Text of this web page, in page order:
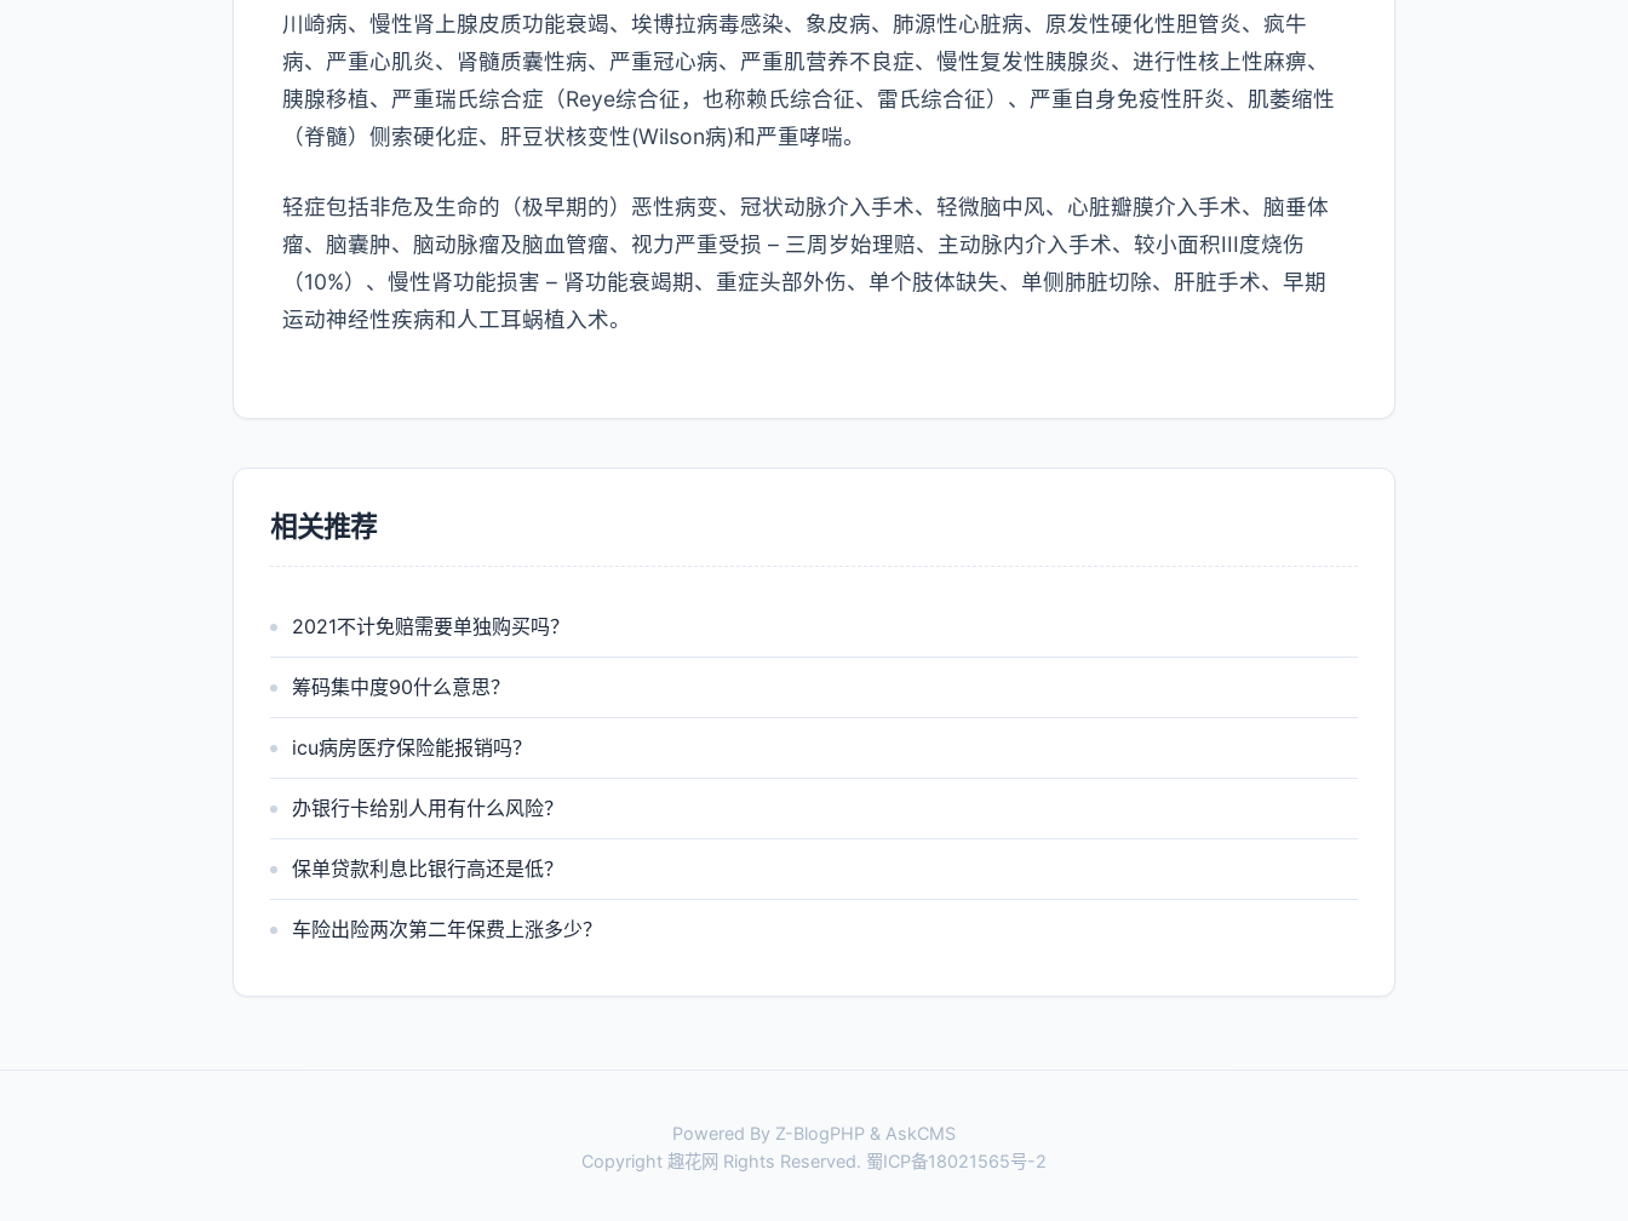
川崎病、慢性肾上腺皮质功能衰竭、埃博拉病毒感染、象皮病、肺源性心脏病、原发性硬化性胆管炎、疯牛
病、严重心肌炎、肾髓质囊性病、严重冠心病、严重肌营养不良症、慢性复发性胰腺炎、进行性核上性麻痹、
胰腺移植、严重瑞氏综合症（Reye综合征，也称赖氏综合征、雷氏综合征）、严重自身免疫性肝炎、肌萎缩性
（脊髓）侧索硬化症、肝豆状核变性(Wilson病)和严重哮喘。
轻症包括非危及生命的（极早期的）恶性病变、冠状动脉介入手术、轻微脑中风、心脏瓣膜介入手术、脑垂体
瘤、脑囊肿、脑动脉瘤及脑血管瘤、视力严重受损 – 三周岁始理赔、主动脉内介入手术、较小面积III度烧伤
（10%）、慢性肾功能损害 – 肾功能衰竭期、重症头部外伤、单个肢体缺失、单侧肺脏切除、肝脏手术、早期
运动神经性疾病和人工耳蜗植入术。
相关推荐
2021不计免赔需要单独购买吗？
筹码集中度90什么意思？
icu病房医疗保险能报销吗？
办银行卡给别人用有什么风险？
保单贷款利息比银行高还是低？
车险出险两次第二年保费上涨多少？
Powered By Z-BlogPHP & AskCMS
Copyright 趣花网 Rights Reserved. 蜀ICP备18021565号-2